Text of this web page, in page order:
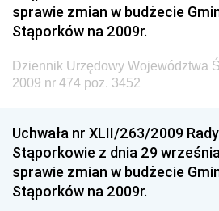
Dziennik Urzędowy Ministra
Dziennik Urzędowy Głównego
Środowiska
Dziennik Urzędowy Generalnej
Dziennik Urzędowy Ministerstwa
Gospodarki Terenowej i
Dziennik Urzędowy
Gospodarki Przestrzennej
sprawie zmian w budżecie
Stąporków na 2009r.
Dziennik Urzędowy Województwa
2009 nr 474 poz. 3452
Uchwała nr XLII/263/2009
Stąporkowie z dnia 29
sprawie zmian w budżecie
Stąporków na 2009r.